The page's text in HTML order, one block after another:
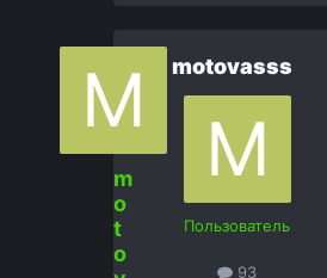
m
o
t
o
motovasss
Пользователь
93